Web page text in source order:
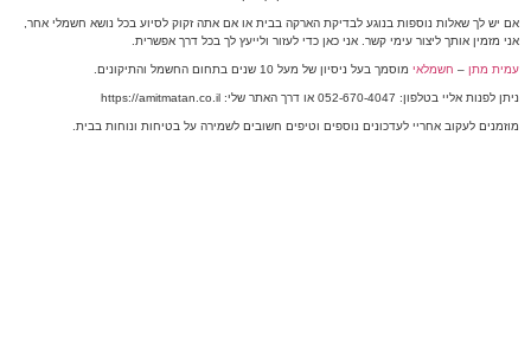
אם יש לך שאלות נוספות בנוגע לבדיקת הארקה בבית או אם אתה זקוק לסיוע בכל נושא חשמלי אחר,
אני מזמין אותך ליצור עימי קשר. אני כאן כדי לעזור ולייעץ לך בכל דרך אפשרית.
עמית מתן – חשמלאי מוסמך בעל ניסיון של מעל 10 שנים בתחום החשמל והתיקונים.
ניתן לפנות אליי בטלפון: 052-670-4047 או דרך האתר שלי: https://amitmatan.co.il
מוזמנים לעקוב אחריי לעדכונים נוספים וטיפים חשובים לשמירה על בטיחות ונוחות בבית.